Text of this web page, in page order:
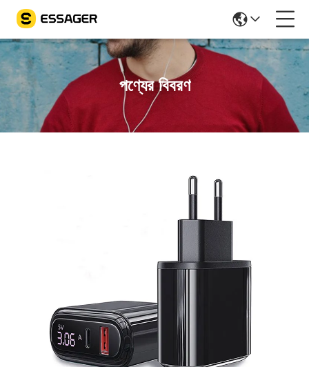
পণ্যের বিবরণ